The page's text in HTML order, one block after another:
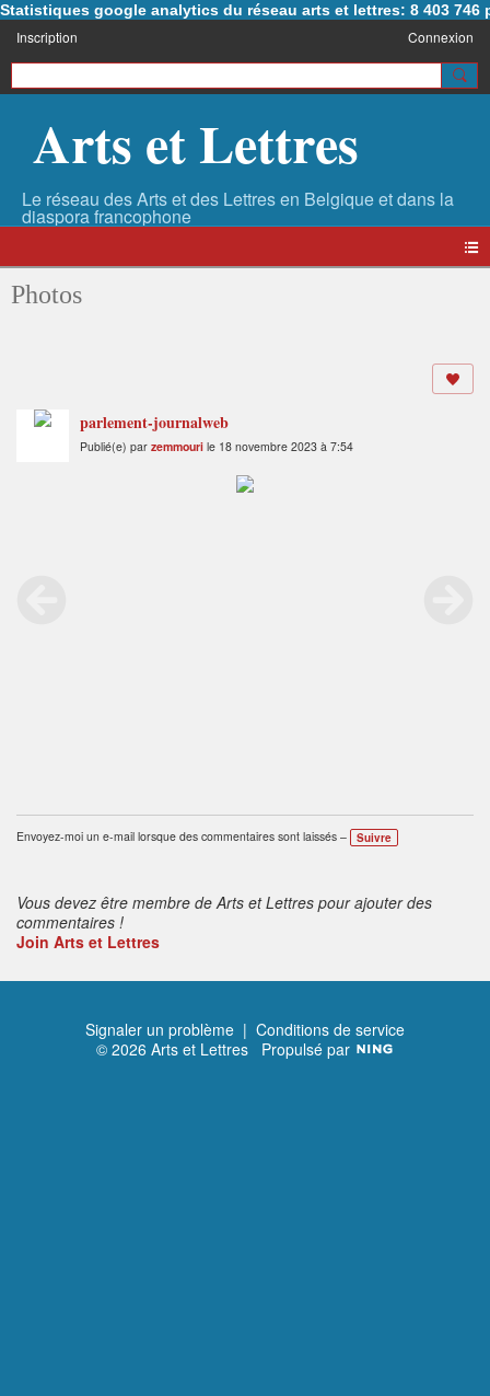
Statistiques google analytics du réseau arts et lettres: 8 403 746
Inscription Connexion
Arts et Lettres
Photos
parlement-journalweb
Publié(e) par zemmouri le 18 novembre 2023 à 7:54
Envoyez-moi un e-mail lorsque des commentaires sont laissés – Suivre
Vous devez être membre de Arts et Lettres pour ajouter des
commentaires !
Join Arts et Lettres
Signaler un problème | Conditions de service
© 2026 Arts et Lettres Propulsé par